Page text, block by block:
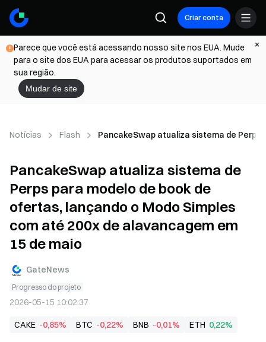
Criar conta
Parece que você está acessando nosso site nos EUA. Mude
para o site dos EUA para acessar os produtos suportados em
sua região.
Mudar de site
Notícias Flash PancakeSwap atualiza sistema de Perps
PancakeSwap atualiza sistema de
Perps para modelo de book de
ofertas, lançando o Modo Simples
com até 200x de alavancagem em
15 de maio
GateNews
Progresso do projeto
2026-05-15 10:02:37
CAKE -0,85% BTC -0,22% BNB -0,01% ETH 0,22%